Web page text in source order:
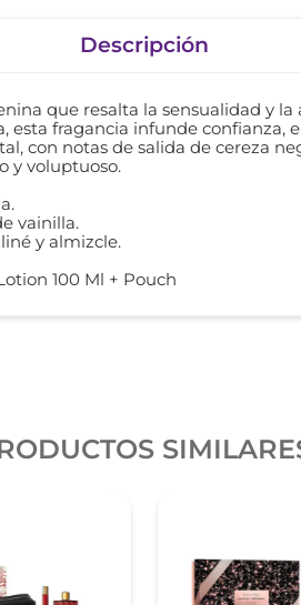
Descripción
que resalta la sensualidad y
fragancia infunde confianza,
con notas de salida de cereza
y voluptuoso.
vainilla.
y almizcle.
100 Ml + Pouch